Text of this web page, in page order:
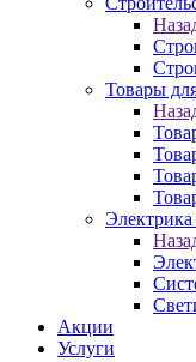
Товары
Электрика
Акции
Услуги